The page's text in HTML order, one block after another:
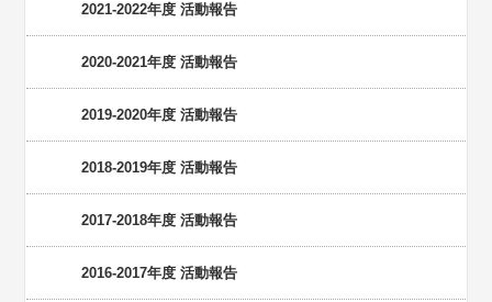
2021-2022年度 活動報告
2020-2021年度 活動報告
2019-2020年度 活動報告
2018-2019年度 活動報告
2017-2018年度 活動報告
2016-2017年度 活動報告